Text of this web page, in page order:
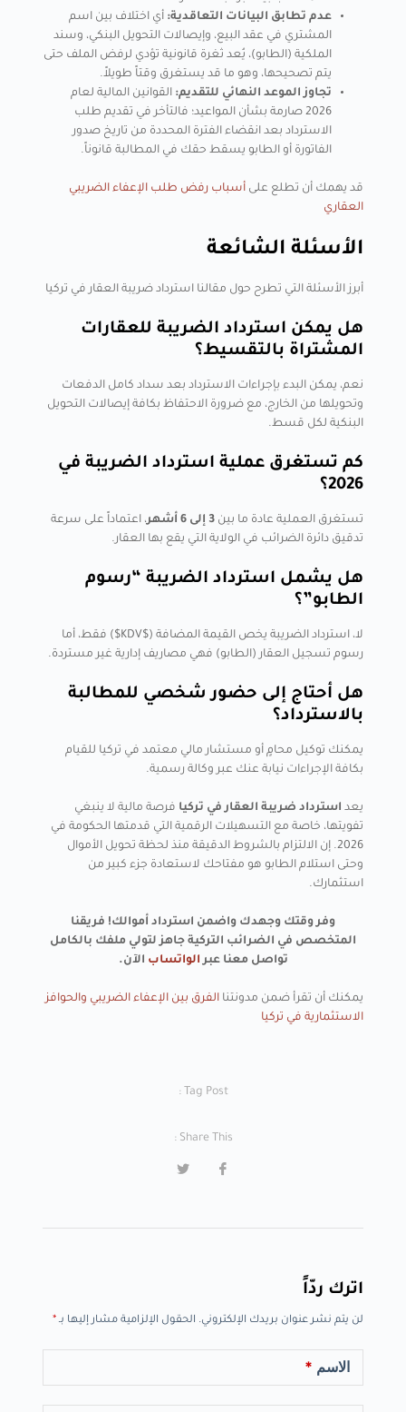
عدم تطابق البيانات التعاقدية: أي اختلاف بين اسم
المشتري في عقد البيع، وإيصالات التحويل البنكي، وسند
الملكية (الطابو)، يُعد ثغرة قانونية تؤدي لرفض الملف حتى
يتم تصحيحها، وهو ما قد يستغرق وقتاً طويلاً.
تجاوز الموعد النهائي للتقديم: القوانين المالية لعام
2026 صارمة بشأن المواعيد؛ فالتأخر في تقديم طلب
الاسترداد بعد انقضاء الفترة المحددة من تاريخ صدور
الفاتورة أو الطابو يسقط حقك في المطالبة قانوناً.
قد يهمك أن تطلع على أسباب رفض طلب الإعفاء الضريبي
العقاري
الأسئلة الشائعة
أبرز الأسئلة التي تطرح حول مقالنا استرداد ضريبة العقار في تركيا
هل يمكن استرداد الضريبة للعقارات
المشتراة بالتقسيط؟
نعم، يمكن البدء بإجراءات الاسترداد بعد سداد كامل الدفعات
وتحويلها من الخارج، مع ضرورة الاحتفاظ بكافة إيصالات التحويل
البنكية لكل قسط.
كم تستغرق عملية استرداد الضريبة في
2026؟
تستغرق العملية عادة ما بين 3 إلى 6 أشهر
، اعتماداً على سرعة
تدقيق دائرة الضرائب في الولاية التي يقع بها العقار.
هل يشمل استرداد الضريبة “رسوم
الطابو”؟
لا، استرداد الضريبة يخص القيمة المضافة ($KDV$) فقط، أما
رسوم تسجيل العقار (الطابو) فهي مصاريف إدارية غير مستردة.
هل أحتاج إلى حضور شخصي للمطالبة
بالاسترداد؟
يمكنك توكيل محامٍ أو مستشار مالي معتمد في تركيا للقيام
بكافة الإجراءات نيابة عنك عبر وكالة رسمية.
يعد استرداد ضريبة العقار في تركيا فرصة مالية لا ينبغي
تفويتها، خاصة مع التسهيلات الرقمية التي قدمتها الحكومة في
2026. إن الالتزام بالشروط الدقيقة منذ لحظة تحويل الأموال
وحتى استلام الطابو هو مفتاحك لاستعادة جزء كبير من
استثمارك.
وفر وقتك وجهدك واضمن استرداد أموالك! فريقنا
المتخصص في الضرائب التركية جاهز لتولي ملفك بالكامل
تواصل معنا عبر الواتساب الآن.
يمكنك أن تقرأ ضمن مدونتنا الفرق بين الإعفاء الضريبي والحوافز
الاستثمارية في تركيا
Tag Post :
Share This :
اترك ردّاً
لن يتم نشر عنوان بريدك الإلكتروني. الحقول الإلزامية مشار إليها بـ *
الاسم *